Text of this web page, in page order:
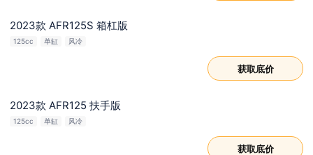
2023款 AFR125S 箱杠版
125cc 单缸 风冷
获取底价
2023款 AFR125 扶手版
125cc 单缸 风冷
获取底价